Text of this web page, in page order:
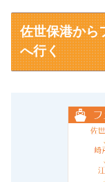
佐世保港から
へ行く